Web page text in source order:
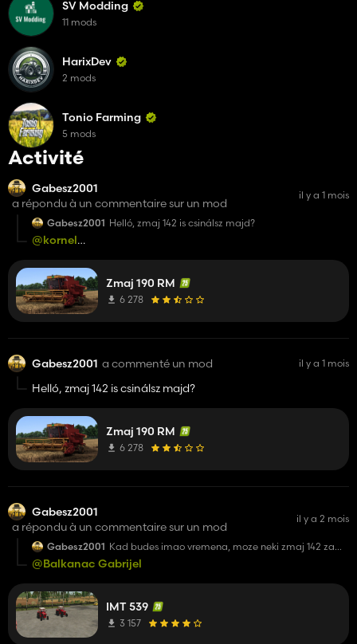
Activité
Gabesz2001
a répondu à un commentaire sur un mod
il y a 1 mois
Gabesz2001 Helló, zmaj 142 is csinálsz majd?
@kornel
142-2ezt nem lehetne átdobni 25be szebb ez a verzió ezzel a
kinézettel meg héderrel?
Zmaj 190 RM
6 278
Gabesz2001 a commenté un mod il y a 1 mois
Helló, zmaj 142 is csinálsz majd?
Zmaj 190 RM
6 278
Gabesz2001
a répondu à un commentaire sur un mod
il y a 2 mois
Gabesz2001 Kad budes imao vremena, moze neki zmaj 142 za
fs25 konvertat iz fs22?
@Balkanac Gabrijel
IMT 539
3 157
SV Modding
11 mods
HarixDev
2 mods
Tonio Farming
5 mods